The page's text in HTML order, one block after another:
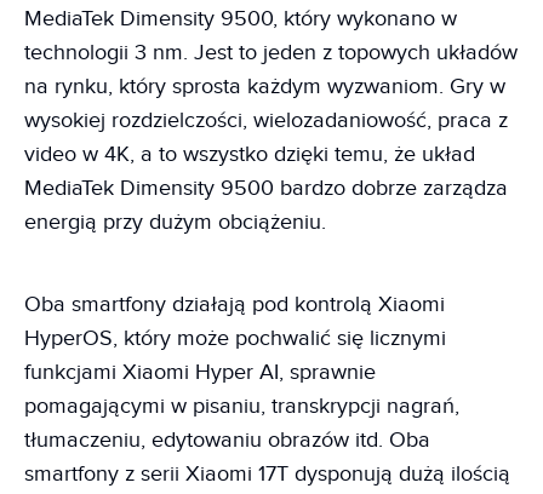
MediaTek Dimensity 9500, który wykonano w
technologii 3 nm. Jest to jeden z topowych układów
na rynku, który sprosta każdym wyzwaniom. Gry w
wysokiej rozdzielczości, wielozadaniowość, praca z
video w 4K, a to wszystko dzięki temu, że układ
MediaTek Dimensity 9500 bardzo dobrze zarządza
energią przy dużym obciążeniu.
Oba smartfony działają pod kontrolą Xiaomi
HyperOS, który może pochwalić się licznymi
funkcjami Xiaomi Hyper AI, sprawnie
pomagającymi w pisaniu, transkrypcji nagrań,
tłumaczeniu, edytowaniu obrazów itd. Oba
smartfony z serii Xiaomi 17T dysponują dużą ilością